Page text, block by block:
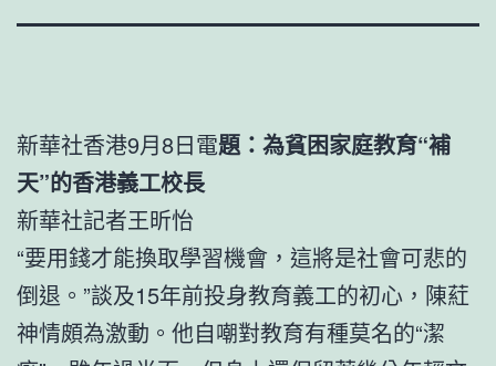
新華社香港9月8日電題：為貧困家庭教育“補
天”的香港義工校長
新華社記者王昕怡
“要用錢才能換取學習機會，這將是社會可悲的
倒退。”談及15年前投身教育義工的初心，陳葒
神情頗為激動。他自嘲對教育有種莫名的“潔